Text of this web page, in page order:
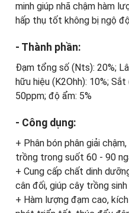
minh giúp nhã chậm hàm
hấp thụ tốt không bị ngộ
- Thành phần:
Đạm tổng số (Nts): 20%;
hữu hiệu (K2Ohh): 10%;
50ppm; độ ẩm: 5%
- Công dụng:
+ Phân bón phân giải
trồng trong suốt 60 - 90
+ Cung cấp chất dinh
cân đối, giúp cây trồng
+ Hàm lượng đạm cao,